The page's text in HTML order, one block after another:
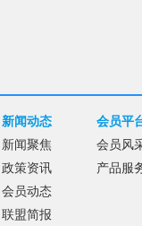
新闻动态
新闻聚焦
政策资讯
会员动态
联盟简报
会员平
会员风
产品服